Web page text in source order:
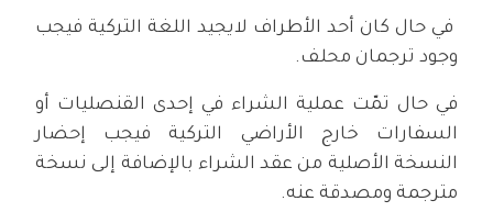
في حال كان أحد الأطراف لايجيد اللغة التركية فيجب
وجود ترجمان محلف.
في حال تمّت عملية الشراء في إحدى القنصليات أو
السفارات خارج الأراضي التركية فيجب إحضار
النسخة الأصلية من عقد الشراء بالإضافة إلى نسخة
مترجمة ومصدقة عنه.